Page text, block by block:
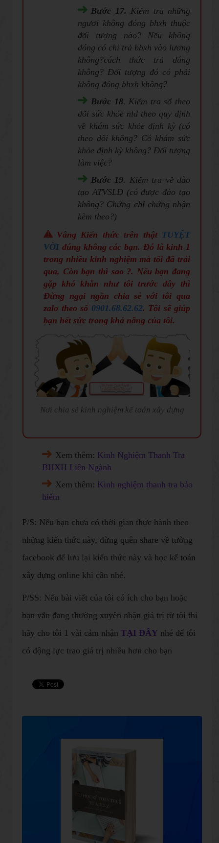
Bước 17. Kiểm tra những
ngươi không đóng bhxh thuộc
đối tượng nào? Nếu không
đóng có chi trả bhxh vào lương
không?cách thức trả đúng
không? Đối tượng đó có phải
không đóng bhxh không?
Bước 18. Kiểm tra sổ theo
dõi sức khỏe nld theo quy định
về khám sức khỏe định kỳ (có
theo dõi không? Có khám sức
khỏe định kỳ không? Đối tượng
làm việc?
Bước 19. Kiểm tra về đào
tạo ATVSLĐ (có được đào tạo
không? Chứng chỉ chứng nhận
kèm theo?)
VângKiến thức trên thật TUYỆT
VỜI đúng không các bạn. Đó là kinh 1
trong nhiều kinh nghiệm mà tôi đã trải
qua, Còn bạn thì sao ?. Nếu bạn đang
gặp khó khăn như tôi trước đây thì
Đừng ngại ngần chia sẻ với tôi qua
zalo theo số 0901.68.62.62. Tôi sẽ giúp
bạn hết sức trong khả năng của tôi.
Nơi chia sẻ kinh nghiệm kế toán xây dựng
Xem thêm: Kinh Nghiệm Thanh Tra
BHXH Liên Ngành
Xem thêm: Kinh nghiệm thanh tra bảo
hiểm
P/S: Nếu bạn chưa có thời gian thực hành theo
những kiến thức này, đừng quên share về tường
facebook để lưu lại kiến thức này và học kế toán
xây dựng online khi cần nhé.
P/SS: Nếu bài viết của tôi có ích cho bạn hoặc
bạn vẫn đang thường xuyên nhận giá trị từ tôi thì
hãy cho tôi 1 vài cảm nhận TẠI ĐÂY nhé để tôi
có động lực trao giá trị nhiều hơn cho bạn​